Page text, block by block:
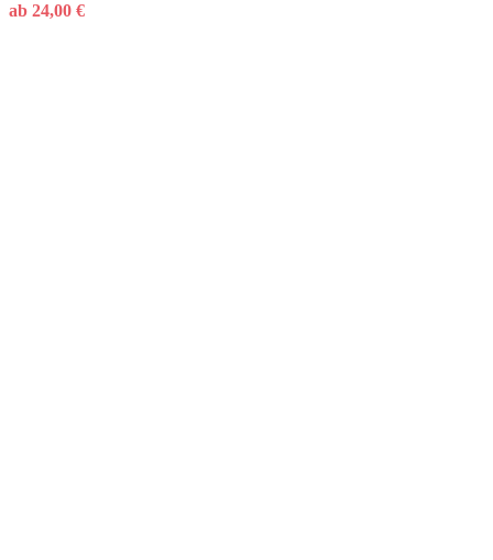
ab 24,00 €